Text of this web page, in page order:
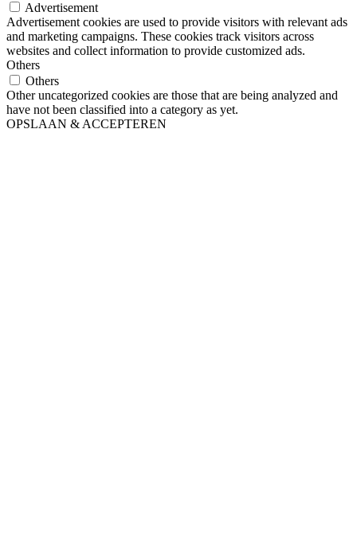
Advertisement
Advertisement cookies are used to provide visitors with relevant ads
and marketing campaigns. These cookies track visitors across
websites and collect information to provide customized ads.
Others
Others
Other uncategorized cookies are those that are being analyzed and
have not been classified into a category as yet.
OPSLAAN & ACCEPTEREN